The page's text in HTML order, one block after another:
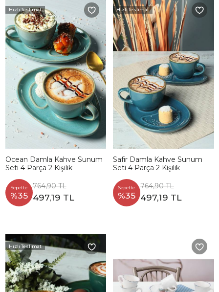
Hızlı Teslimat
Ocean Damla Kahve Sunum
Seti 4 Parça 2 Kişilik
Sepette
%35
764,90 TL
497,19 TL
Hızlı Teslimat
Safir Damla Kahve Sunum
Seti 4 Parça 2 Kişilik
Sepette
%35
764,90 TL
497,19 TL
Hızlı Teslimat